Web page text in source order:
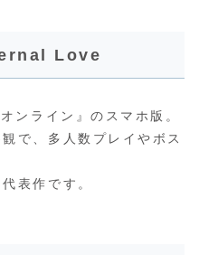
Love
ンライン』のスマホ版。
で、多人数プレイやボス
表作です。